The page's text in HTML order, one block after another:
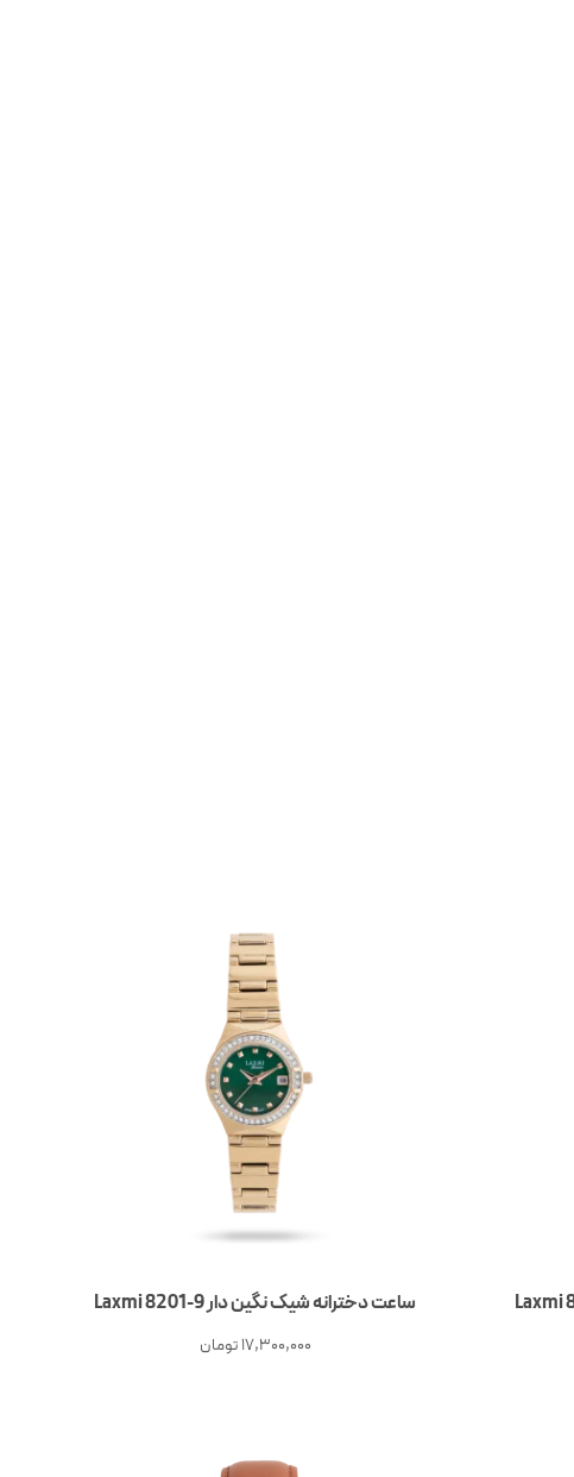
ساعت دخترانه شیک نگین دار Laxmi 8201-9
17,300,000تومان